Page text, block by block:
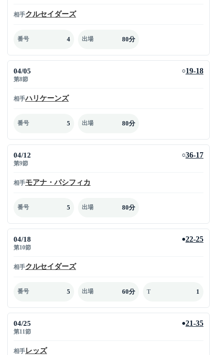
相手クルセイダーズ
番号 4 出場 80分
04/05
第8節
○19-18
相手ハリケーンズ
番号 5 出場 80分
04/12
第9節
○36-17
相手モアナ・パシフィカ
番号 5 出場 80分
04/18
第10節
●22-25
相手クルセイダーズ
番号 5 出場 60分 T 1
04/25
第11節
●21-35
相手レッズ